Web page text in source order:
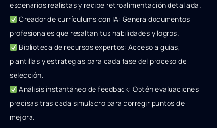
escenarios realistas y recibe retroalimentación detallada.
Creador de currículums con IA: Genera documentos
profesionales que resaltan tus habilidades y logros.
Biblioteca de recursos expertos: Acceso a guías,
plantillas y estrategias para cada fase del proceso de
selección.
Análisis instantáneo de feedback: Obtén evaluaciones
precisas tras cada simulacro para corregir puntos de
mejora.